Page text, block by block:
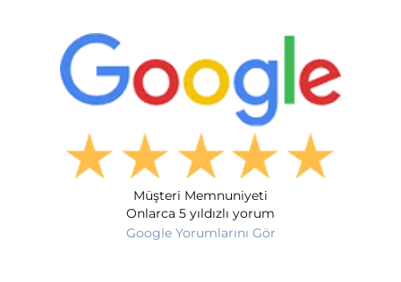
Müşteri Memnuniyeti
Onlarca 5 yıldızlı yorum
Google Yorumlarını Gör